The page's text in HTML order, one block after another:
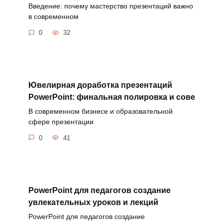
Введение: почему мастерство презентаций важно
в современном
0 32
Ювелирная доработка презентаций
PowerPoint: финальная полировка и сове
В современном бизнесе и образовательной
сфере презентации
0 41
PowerPoint для педагогов создание
увлекательных уроков и лекций
PowerPoint для педагогов создание